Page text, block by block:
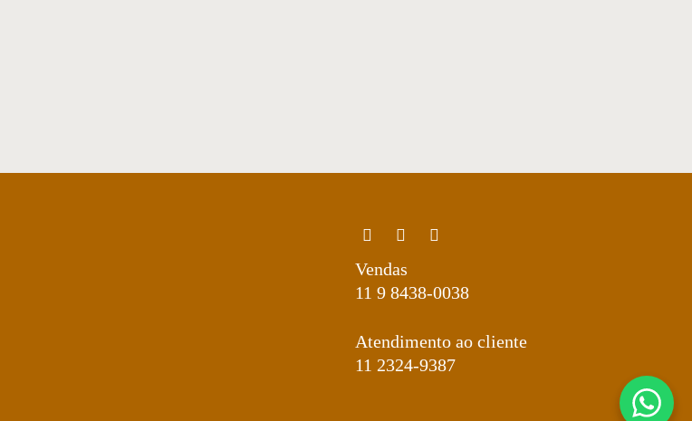
Vendas
11 9 8438-0038
Atendimento ao cliente
11 2324-9387